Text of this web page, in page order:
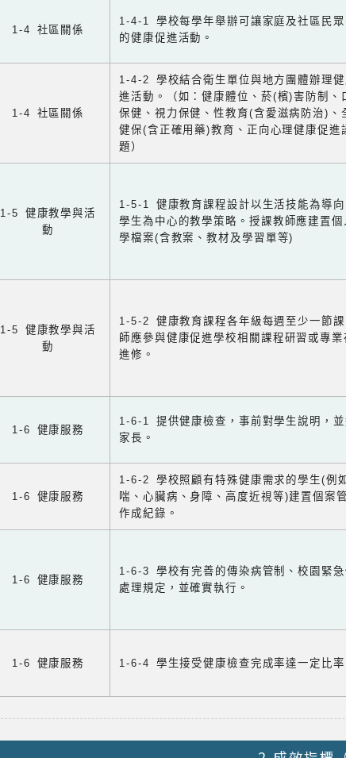
1-4 社區關係
1-4-1 學校每學年舉辦可讓家庭及社區民眾
的健康促進活動。
1-4 社區關係
1-4-2 學校結合衛生單位與地方團體辦理健
進活動。（如：健康體位、菸(檳)害防制、
保健、視力保健、性教育(含愛滋病防治)、
健保(含正確用藥)教育、正向心理健康促進
題）
1-5 健康教學與活
動
1-5-1 健康教育課程設計以生活技能為導向
學生為中心的教學策略。授課教師應建置個
學檔案(含教案、教材及學習單等)
1-5 健康教學與活
動
1-5-2 健康教育課程各年級每週至少一節課
師應參與健康促進學校相關課程研習或專業
進修。
1-6 健康服務
1-6-1 提供健康檢查，事前對學生說明，並
家長。
1-6 健康服務
1-6-2 學校照顧有特殊健康需求的學生(例
喘、心臟病、身障、高度近視等)建置個案
作成紀錄。
1-6 健康服務
1-6-3 學校有完善的傳染病管制、校園緊急
處理規定，並確實執行。
1-6 健康服務 1-6-4 學生接受健康檢查完成率達一定比率